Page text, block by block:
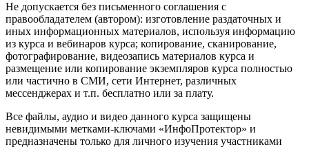
Не допускается без письменного соглашения с
правообладателем (автором): изготовление раздаточных и
иных информационных материалов, используя информацию
из курса и вебинаров курса; копирование, сканирование,
фотографирование, видеозапись материалов курса и
размещение или копирование экземпляров курса полностью
или частично в СМИ, сети Интернет, различных
мессенджерах и т.п. бесплатно или за плату.
Все файлы, аудио и видео данного курса защищены
невидимыми метками-ключами «ИнфоПротектор» и
предназначены только для личного изучения участниками